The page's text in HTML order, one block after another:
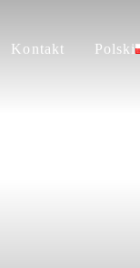
Kontakt Polski